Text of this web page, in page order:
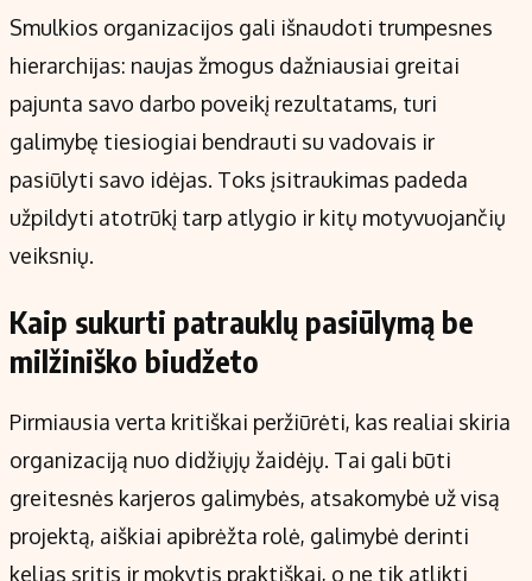
Smulkios organizacijos gali išnaudoti trumpesnes
hierarchijas: naujas žmogus dažniausiai greitai
pajunta savo darbo poveikį rezultatams, turi
galimybę tiesiogiai bendrauti su vadovais ir
pasiūlyti savo idėjas. Toks įsitraukimas padeda
užpildyti atotrūkį tarp atlygio ir kitų motyvuojančių
veiksnių.
Kaip sukurti patrauklų pasiūlymą be
milžiniško biudžeto
Pirmiausia verta kritiškai peržiūrėti, kas realiai skiria
organizaciją nuo didžiųjų žaidėjų. Tai gali būti
greitesnės karjeros galimybės, atsakomybė už visą
projektą, aiškiai apibrėžta rolė, galimybė derinti
kelias sritis ir mokytis praktiškai, o ne tik atlikti